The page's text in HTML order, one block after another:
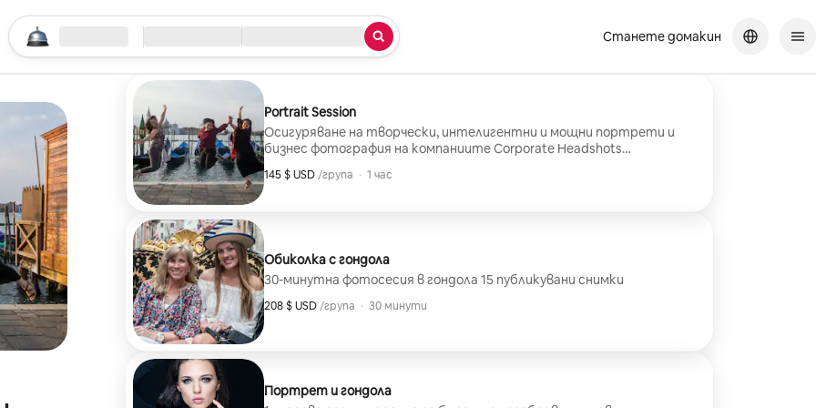
Започнете търсенето си
Местоположение Настаняване/Освобождаване Станете домакин
Portrait Session
Осигуряване на творчески, интелигентни и мощни портрети и
бизнес фотография на компаниите Corporate Headshots
Photography е много важен и мощен аспект на брандирането и
онлайн представянето на компанията
145 $ USD /група
145 $ USD за група
, · 1 час
Обиколка с гондола
30-минутна фотосесия в гондола 15 публикувани снимки
208 $ USD /група
208 $ USD за група
, · 30 минути
Портрет и гондола